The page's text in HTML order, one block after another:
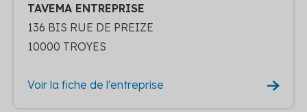
TAVEMA ENTREPRISE
136 BIS RUE DE PREIZE
10000 TROYES
Voir la fiche de l'entreprise